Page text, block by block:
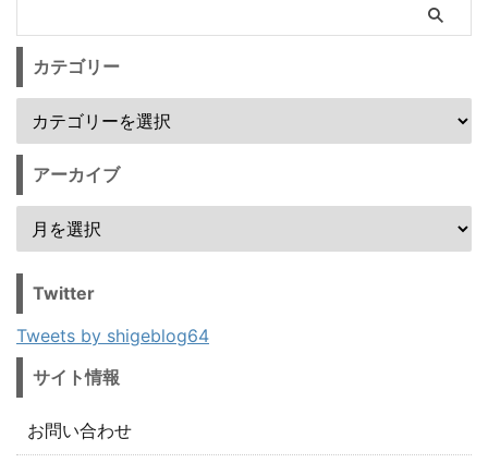
カテゴリー
アーカイブ
Twitter
Tweets by shigeblog64
サイト情報
お問い合わせ